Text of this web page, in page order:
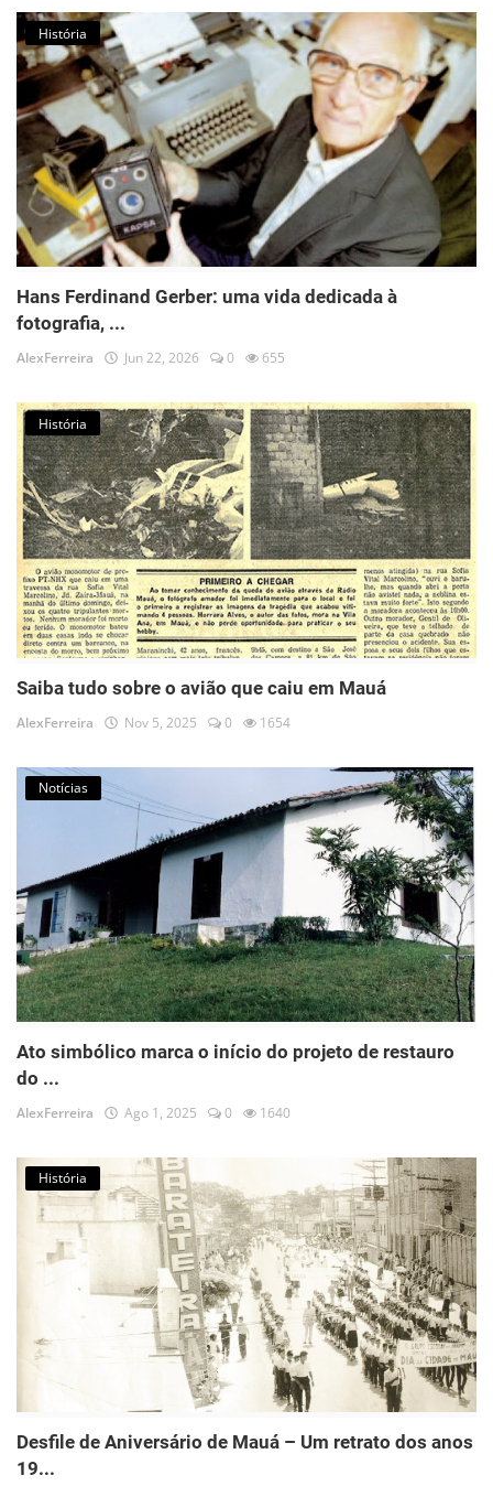
História
Hans Ferdinand Gerber: uma vida dedicada à
fotografia, ...
AlexFerreira Jun 22, 2026 0 655
História
Saiba tudo sobre o avião que caiu em Mauá
AlexFerreira Nov 5, 2025 0 1654
Notícias
Ato simbólico marca o início do projeto de restauro
do ...
AlexFerreira Ago 1, 2025 0 1640
História
Desfile de Aniversário de Mauá – Um retrato dos anos
19...